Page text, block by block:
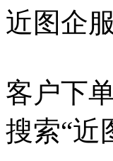
近图企
客户下
搜索“近